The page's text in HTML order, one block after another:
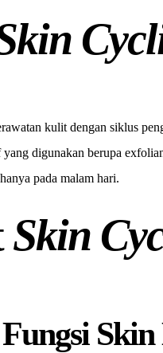
kulit dengan siklus
yang digunakan berupa
pada malam hari.
Skin